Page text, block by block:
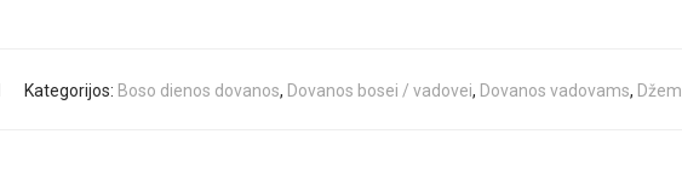
Kategorijos: Boso dienos dovanos, Dovanos bosei / vadovei, Dovanos vadovams,